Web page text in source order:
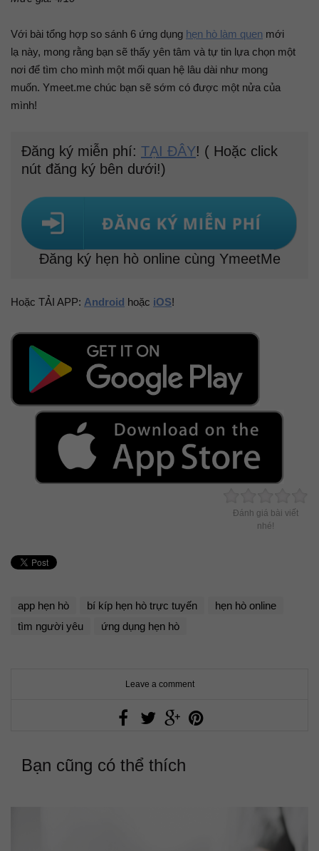
Với bài tổng hợp so sánh 6 ứng dụng hẹn hò làm quen mới
lạ này, mong rằng bạn sẽ thấy yên tâm và tự tin lựa chọn một
nơi để tìm cho mình một mối quan hệ lâu dài như mong
muốn. Ymeet.me chúc bạn sẽ sớm có được một nửa của
mình!
Đăng ký miễn phí: TẠI ĐÂY! ( Hoặc click
nút đăng ký bên dưới!)
Đăng ký hẹn hò online cùng YmeetMe
Hoặc TẢI APP: Android hoặc iOS!
Đánh giá bài viết
nhé!
app hẹn hò bí kíp hẹn hò trực tuyến
hẹn hò online
tìm người yêu
ứng dụng hẹn hò
Leave a comment
Bạn cũng có thể thích